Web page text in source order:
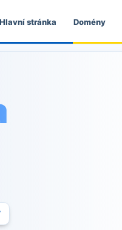
Hlavní stránka Domény